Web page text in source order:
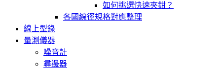
如何挑選快速夾鉗？
各國線徑規格對應整理
線上型錄
量測儀器
噪音計
尋邊器